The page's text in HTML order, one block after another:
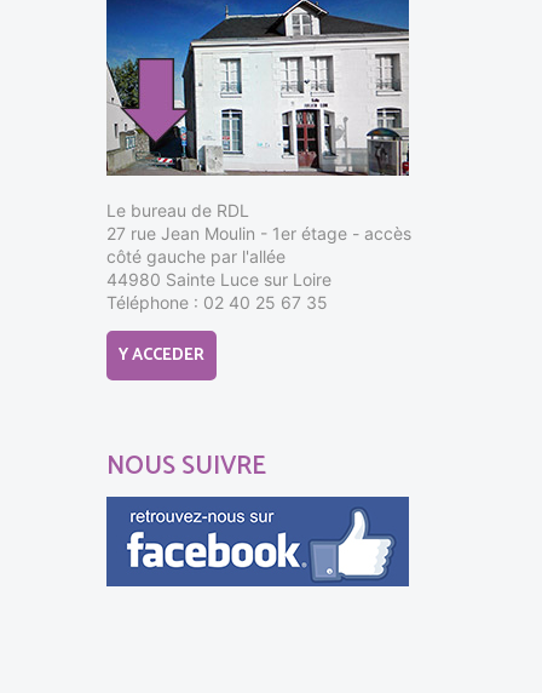
Le bureau de RDL
27 rue Jean Moulin - 1er étage - accès
côté gauche par l'allée
44980 Sainte Luce sur Loire
Téléphone : 02 40 25 67 35
Y ACCEDER
NOUS SUIVRE